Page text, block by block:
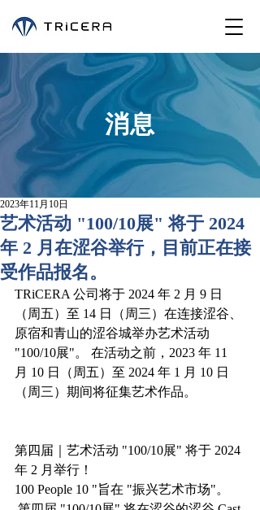
消息
艺术活动 "100/10展" 将于 2024
年 2 月在涩谷举行，目前正在接
受作品报名。
2023年11月10日
TRiCERA 公司将于 2024 年 2 月 9 日
（周五）至 14 日（周三）在连接涩谷、
原宿和青山的涩谷城举办艺术活动
"100/10展"。 在活动之前，2023 年 11
月 10 日（周五）至 2024 年 1 月 10 日
（周三）期间将征集艺术作品。
第四届｜艺术活动 "100/10展" 将于 2024
年 2 月举行！
100 People 10 "旨在 "振兴艺术市场"。